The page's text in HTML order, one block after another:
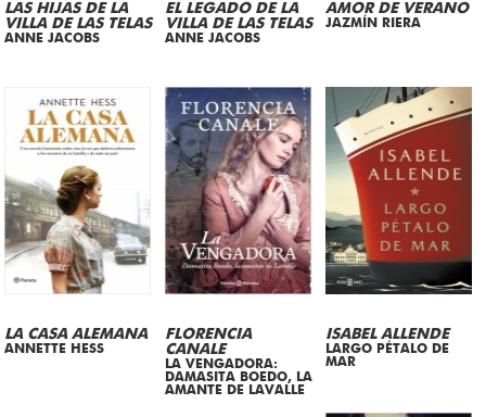
LAS HIJAS DE LA
VILLA DE LAS TELAS
ANNE JACOBS
EL LEGADO DE LA
VILLA DE LAS TELAS
ANNE JACOBS
AMOR DE VERANO
JAZMÍN RIERA
LA CASA ALEMANA
ANNETTE HESS
FLORENCIA
CANALE
LA VENGADORA:
DAMASITA BOEDO, LA
AMANTE DE LAVALLE
ISABEL ALLENDE
LARGO PÉTALO DE
MAR